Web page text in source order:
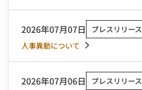
2026年07月07日
プレスリリース
人事異動について
2026年07月06日
プレスリリース